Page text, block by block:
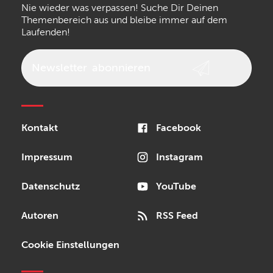
Walrus Audio Epiphone
Nie wieder was verpassen! Suche Dir Deinen
Themenbereich aus und bleibe immer auf dem
Laufenden!
Kontakt
Impressum
Datenschutz
Autoren
Cookie Einstellungen
Facebook
Instagram
YouTube
RSS Feed